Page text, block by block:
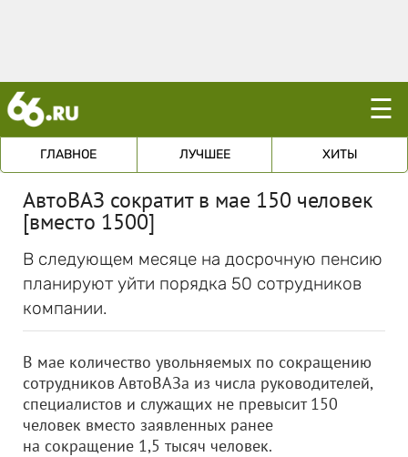
☰
ГЛАВНОЕ ЛУЧШЕЕ ХИТЫ
АвтоВАЗ сократит в мае 150 человек
[вместо 1500]
В следующем месяце на досрочную пенсию
планируют уйти порядка 50 сотрудников
компании.
В мае количество увольняемых по сокращению
сотрудников АвтоВАЗа из числа руководителей,
специалистов и служащих не превысит 150
человек вместо заявленных ранее
на сокращение 1,5 тысяч человек.